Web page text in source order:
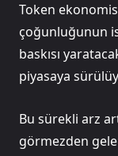
Token
çoğunluğunun
baskısı
piyasaya
Bu sürekli arz
görmezden